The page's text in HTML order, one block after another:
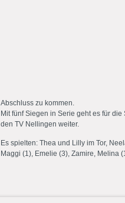
Abschluss zu kommen.
Mit fünf Siegen in Serie geht es für
den TV Nellingen weiter.
Es spielten: Thea und Lilly im Tor,
Maggi (1), Emelie (3), Zamire, Melina